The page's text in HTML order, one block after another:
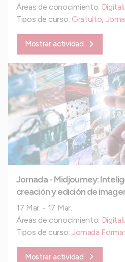
Áreas de conocimiento:
Tipos de curso: Gratuito
Mostrar actividad
Jornada - Midjourney:
creación y edición de
17 Mar. - 17 Mar.
Áreas de conocimiento:
Tipos de curso: Jornada
Mostrar actividad